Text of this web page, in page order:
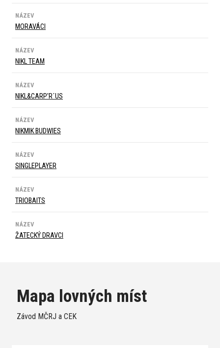
NÁZEV
MORAVÁCI
NÁZEV
NIKL TEAM
NÁZEV
NIKL&CARP'R´US
NÁZEV
NIKMIK BUDWIES
NÁZEV
SINGLEPLAYER
NÁZEV
TRIOBAITS
NÁZEV
ŽATECKÝ DRAVCI
Mapa lovných míst
Závod MČRJ a CEK